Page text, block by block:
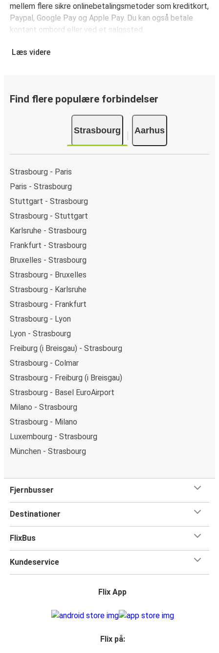
mellem flere sikre onlinebetalingsmetoder som kreditkort,
Paypal, Google Pay og Apple Pay. Du kan også betale
kontant ombord eller ved et salgssted.
Læs videre
Find flere populære forbindelser
Strasbourg Aarhus
Strasbourg - Paris
Paris - Strasbourg
Stuttgart - Strasbourg
Strasbourg - Stuttgart
Karlsruhe - Strasbourg
Frankfurt - Strasbourg
Bruxelles - Strasbourg
Strasbourg - Bruxelles
Strasbourg - Karlsruhe
Strasbourg - Frankfurt
Strasbourg - Lyon
Lyon - Strasbourg
Freiburg (i Breisgau) - Strasbourg
Strasbourg - Colmar
Strasbourg - Freiburg (i Breisgau)
Strasbourg - Basel EuroAirport
Milano - Strasbourg
Strasbourg - Milano
Luxembourg - Strasbourg
München - Strasbourg
Fjernbusser
Destinationer
FlixBus
Kundeservice
Flix App
Flix på: